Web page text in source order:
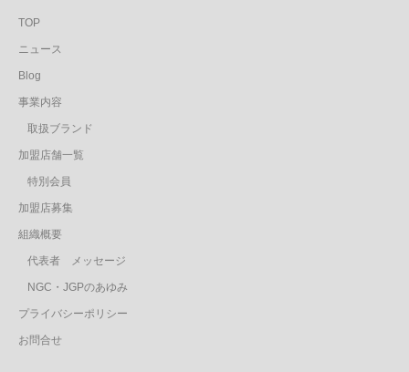
TOP
ニュース
Blog
事業内容
取扱ブランド
加盟店舗一覧
特別会員
加盟店募集
組織概要
代表者 メッセージ
NGC・JGPのあゆみ
プライバシーポリシー
お問合せ